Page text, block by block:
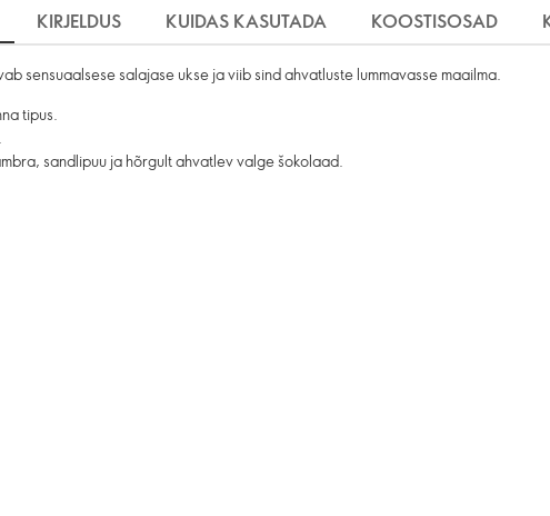
KIRJELDUS KUIDAS KASUTADA KOOSTISOSAD
sensuaalsese salajase ukse ja viib sind ahvatluste lummavasse maailma.
tipus.
sandlipuu ja hõrgult ahvatlev valge šokolaad.